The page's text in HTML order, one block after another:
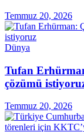
Temmuz 20, 2026
Dünya
Tufan
çözümü
Temmuz 20, 2026